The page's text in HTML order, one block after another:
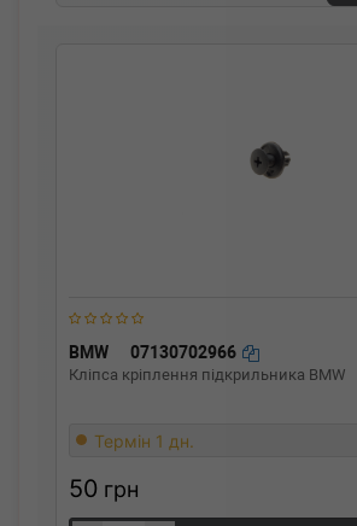
BMW 07130702966
Кліпса кріплення підкрильника BMW
Термін 1 дн.
50 грн